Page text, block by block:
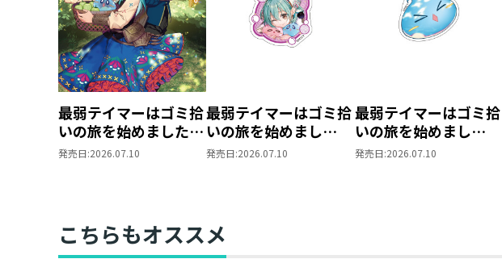
最弱テイマーはゴミ拾
いの旅を始めました。
17
発売日:2026.07.10
最弱テイマーはゴミ拾
いの旅を始めまし
た。 ペットボトルマ
発売日:2026.07.10
最弱テイマーはゴミ拾
いの旅を始めまし
た。 ペットボトルマ
発売日:2026.07.10
こちらもオススメ